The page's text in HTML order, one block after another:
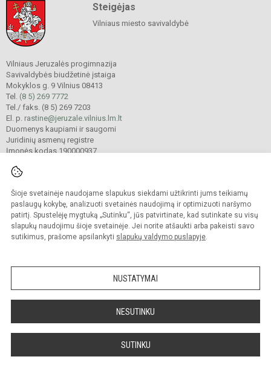
Šioje svetainėje naudojame slapukus siekdami užtikrinti jums teikiamų
paslaugų kokybę, analizuoti svetainės naudojimą ir optimizuoti naršymo
patirtį. Spustelėję mygtuką „Sutinku“, jūs patvirtinate, kad sutinkate su visų
slapukų naudojimu šioje svetainėje. Jei norite atšaukti arba pakeisti savo
sutikimus, prašome apsilankyti slapukų valdymo puslapyje.
NUSTATYMAI
NESUTINKU
SUTINKU
Steigėjas
Vilniaus miesto savivaldybė
Vilniaus Jeruzalės progimnazija
Savivaldybės biudžetinė įstaiga
Mokyklos g. 9 Vilnius 08413
Tel. (8 5) 269 7772
Tel./ faks. (8 5) 269 7203
El. p. rastine@jeruzale.vilnius.lm.lt
Duomenys kaupiami ir saugomi
Juridinių asmenų registre
Įmonės kodas 190000937
© 2024. Vilniaus Jeruzalės progimnazija. Visos teisės saugomos.
Kopijuoti turinį be raštiško gimnazijos sutikimo griežtai draudžiama.
Prieinamumo paraiška Slapukų valdymas
Sumanus būdas atnaujinti